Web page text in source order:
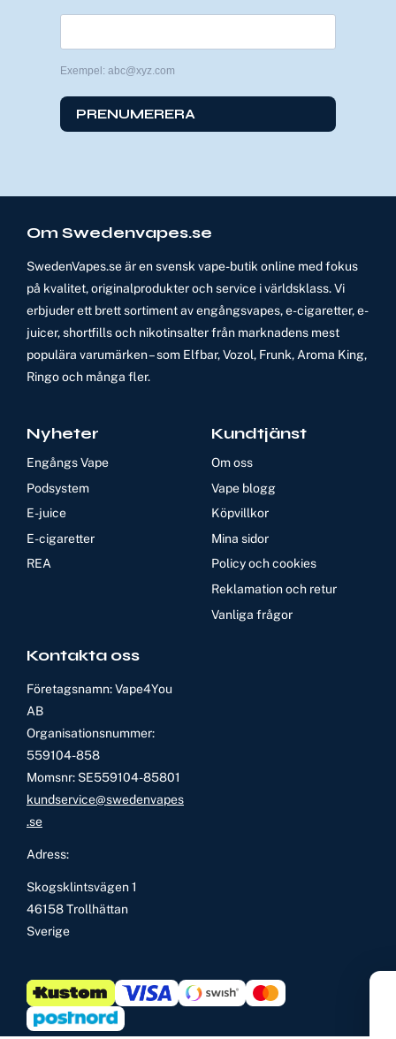
Exempel: abc@xyz.com
PRENUMERERA
Om Swedenvapes.se
SwedenVapes.se är en svensk vape-butik online med fokus
på kvalitet, originalprodukter och service i världsklass. Vi
erbjuder ett brett sortiment av engångsvapes, e-cigaretter, e-
juicer, shortfills och nikotinsalter från marknadens mest
populära varumärken – som Elfbar, Vozol, Frunk, Aroma King,
Ringo och många fler.
Nyheter
Engångs Vape
Podsystem
E-juice
E-cigaretter
REA
Kundtjänst
Om oss
Vape blogg
Köpvillkor
Mina sidor
Policy och cookies
Reklamation och retur
Vanliga frågor
Kontakta oss
Företagsnamn: Vape4You
AB
Organisationsnummer:
559104-858
Momsnr: SE559104-85801
kundservice@swedenvapes
.se
Adress:
Skogsklintsvägen 1
46158 Trollhättan
Sverige